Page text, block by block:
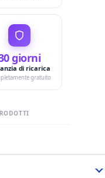
giorni
di ricarica
gratuito